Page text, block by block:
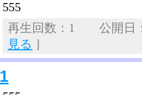
555
再生回数：1 公開
見る ]
1